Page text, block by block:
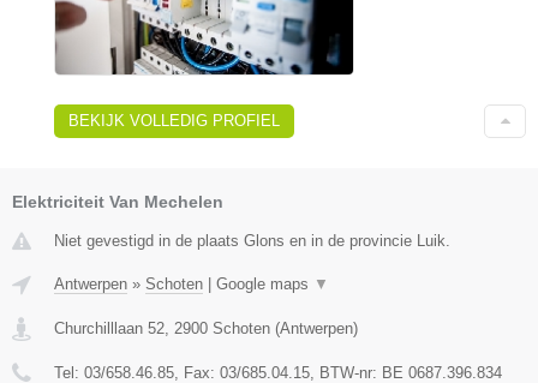
BEKIJK VOLLEDIG PROFIEL
Elektriciteit Van Mechelen
Niet gevestigd in de plaats Glons en in de provincie Luik.
Antwerpen » Schoten | Google maps ▼
Churchilllaan 52 2900 Schoten (Antwerpen)
Tel: 03/658.46.85 , Fax: 03/685.04.15 , BTW-nr: BE 0687.396.834